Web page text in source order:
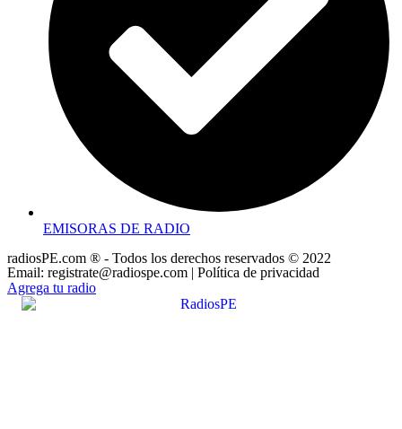
EMISORAS DE RADIO
radiosPE.com ® - Todos los derechos reservados © 2022
Email: registrate@radiospe.com | Política de privacidad
Agrega tu radio